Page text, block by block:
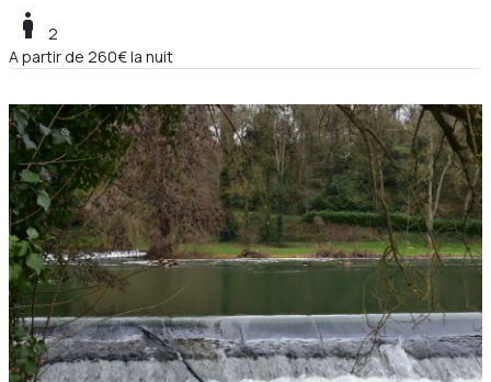
boy
2
A partir de 260€ la nuit